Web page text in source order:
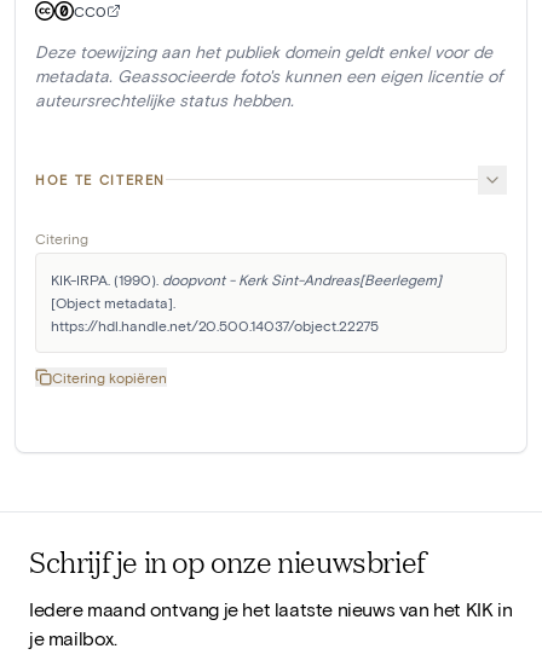
CC0
Deze toewijzing aan het publiek domein geldt enkel voor de
metadata. Geassocieerde foto's kunnen een eigen licentie of
auteursrechtelijke status hebben.
HOE TE CITEREN
Citering
KIK-IRPA. (1990). doopvont - Kerk Sint-Andreas[Beerlegem]
[Object metadata].
https://hdl.handle.net/20.500.14037/object.22275
Citering kopiëren
Schrijf je in op onze nieuwsbrief
Iedere maand ontvang je het laatste nieuws van het KIK in
je mailbox.